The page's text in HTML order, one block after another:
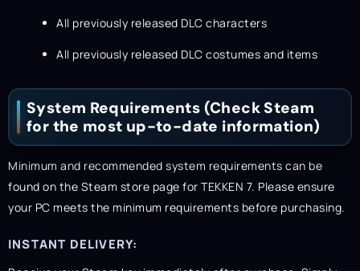
All previously released DLC characters
All previously released DLC costumes and items
System Requirements (Check Steam
for the most up-to-date information)
Minimum and recommended system requirements can be
found on the Steam store page for TEKKEN 7. Please ensure
your PC meets the minimum requirements before purchasing.
INSTANT DELIVERY: